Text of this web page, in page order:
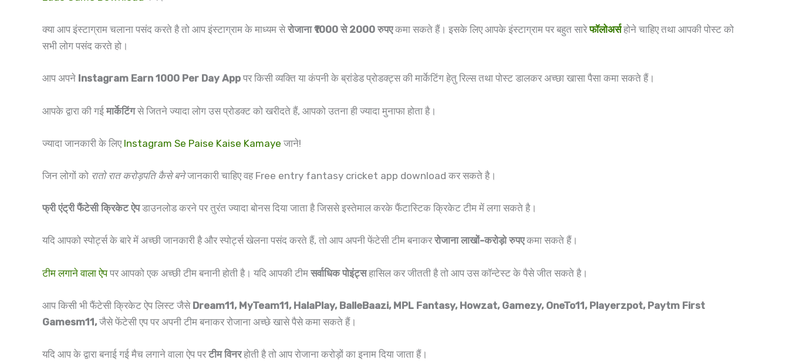
क्या आप इंस्टाग्राम चलाना पसंद करते है तो आप इंस्टाग्राम के माध्यम सेरोजाना ₹1000 से 2000 रुपएकमा सकते हैं। इसके लिए आपके इंस्टाग्राम पर बहुत सारेफॉलोअर्सहोने चाहिए तथा आपकी पोस्ट को
सभी लोग पसंद करते हो।
आप अपने Instagram Earn 1000 Per Day App पर किसी व्यक्ति या कंपनी के ब्रांडेड प्रोडक्ट्स की मार्केटिंग हेतु रिल्स तथा पोस्ट डालकर अच्छा खासा पैसा कमा सकते हैं।
आपके द्वारा की गई मार्केटिंगसे जितने ज्यादा लोग उस प्रोडक्ट को खरीदते हैं, आपको उतना ही ज्यादा मुनाफा होता है।
ज्यादा जानकारी के लिए Instagram Se Paise Kaise Kamaye जाने!
जिन लोगों को रातो रात करोड़पति कैसे बनेजानकारी चाहिए वह Free entry fantasy cricket app download कर सकते है।
फ्री एंट्री फैंटेसी क्रिकेट ऐपडाउनलोड करने पर तुरंत ज्यादा बोनस दिया जाता है जिससे इस्तेमाल करके फैंटास्टिक क्रिकेट टीम में लगा सकते है।
यदि आपको स्पोर्ट्स के बारे में अच्छी जानकारी है और स्पोर्ट्स खेलना पसंद करते हैं, तो आप अपनी फेंटेसी टीम बनाकररोजाना लाखों-करोड़ो रुपएकमा सकते हैं।
टीम लगाने वाला ऐपपर आपको एक अच्छी टीम बनानी होती है। यदि आपकी टीम सर्वाधिक पोइंट्सहासिल कर जीतती है तो आप उस कॉन्टेस्ट के पैसे जीत सकते है।
आप किसी भी फैंटेसी क्रिकेट ऐप लिस्ट जैसे Dream11, MyTeam11, HalaPlay, BalleBaazi, MPL Fantasy, Howzat, Gamezy, OneTo11, Playerzpot, Paytm First
Gamesm11, जैसे फेंटेसी एप पर अपनी टीम बनाकर रोजाना अच्छे खासे पैसे कमा सकते हैं।
यदि आप के द्वारा बनाई गई मैच लगाने वाला ऐप परटीम विनरहोती है तो आप रोजाना करोड़ों का इनाम दिया जाता हैं।